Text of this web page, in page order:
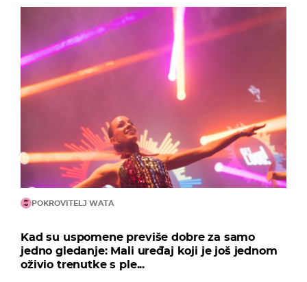
POKROVITELJ WATA
Kad su uspomene previše dobre za samo
jedno gledanje: Mali uređaj koji je još jednom
oživio trenutke s ple...